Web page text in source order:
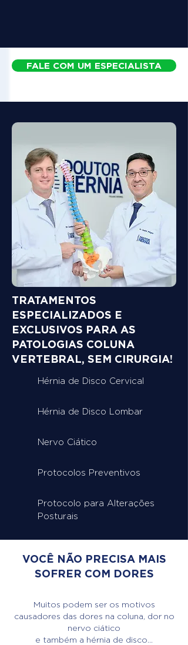
FALE COM UM ESPECIALISTA
TRATAMENTOS
ESPECIALIZADOS E
EXCLUSIVOS PARA AS
PATOLOGIAS COLUNA
VERTEBRAL, SEM CIRURGIA!
Hérnia de Disco Cervical
Hérnia de Disco Lombar
Nervo Ciático
Protocolos Preventivos
Protocolo para Alterações
Posturais
VOCÊ NÃO PRECISA MAIS
SOFRER COM DORES
Muitos podem ser os motivos
causadores das dores na coluna, dor no
nervo ciático
e também a hérnia de disco...